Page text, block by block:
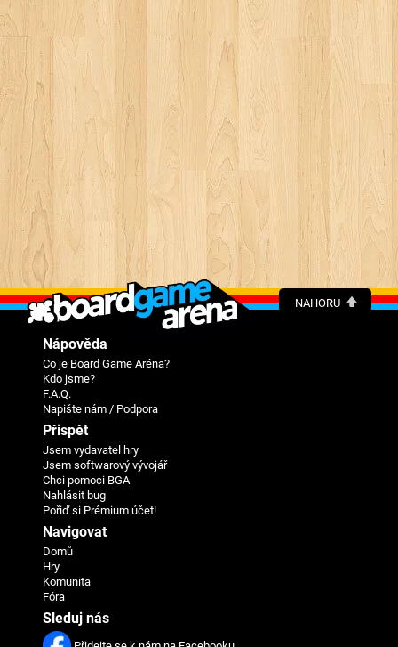
NAHORU
Nápověda
Co je Board Game Aréna?
Kdo jsme?
F.A.Q.
Napište nám / Podpora
Přispět
Jsem vydavatel hry
Jsem softwarový vývojář
Chci pomoci BGA
Nahlásit bug
Pořiď si Prémium účet!
Navigovat
Domů
Hry
Komunita
Fóra
Sleduj nás